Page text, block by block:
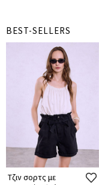
BEST-SELLERS
Τζιν σορτς με